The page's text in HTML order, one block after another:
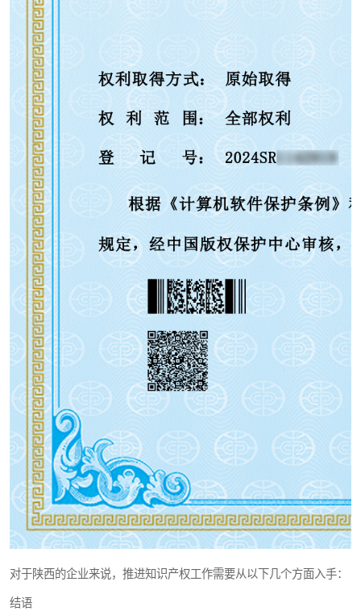
对于陕西的企业来说，推进知识产权工作需要从以下几个方面入手：
结语